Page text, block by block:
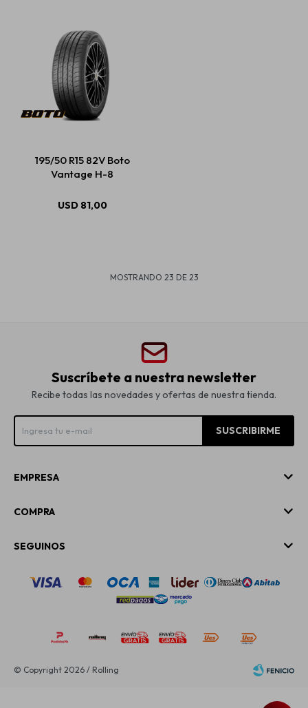
195/50 R15 82V Boto
Vantage H-8
USD 81,00
MOSTRANDO 23 DE 23
Suscríbete a nuestra newsletter
Recibe todas las novedades y ofertas de nuestra tienda.
SUSCRIBIRME
EMPRESA
COMPRA
SEGUINOS
© Copyright 2026 / Rolling